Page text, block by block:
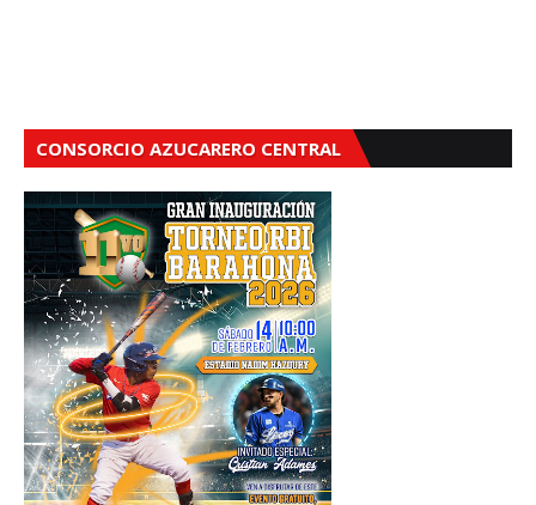
CONSORCIO AZUCARERO CENTRAL